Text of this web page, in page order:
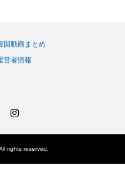
国動画まとめ
営者情報
rights reserved.